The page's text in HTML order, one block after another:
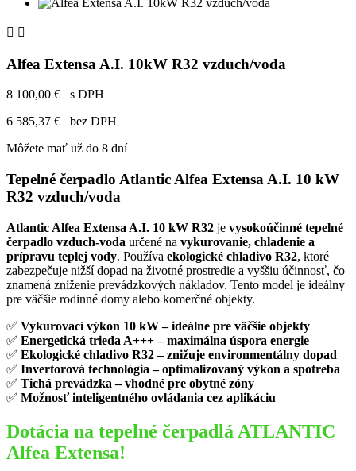
 
Alfea Extensa A.I. 10kW R32 vzduch/voda
8 100,00 €
s DPH
6 585,37 €
bez DPH
Môžete mať už do 8 dní
Tepelné čerpadlo Atlantic Alfea Extensa A.I. 10 kW
R32 vzduch/voda
Atlantic Alfea Extensa A.I. 10 kW R32 je vysokoúčinné tepelné
čerpadlo vzduch-voda určené na vykurovanie, chladenie a
prípravu teplej vody. Používa ekologické chladivo R32, ktoré
zabezpečuje nižší dopad na životné prostredie a vyššiu účinnosť, čo
znamená zníženie prevádzkových nákladov. Tento model je ideálny
pre väčšie rodinné domy alebo komerčné objekty.
✅ Vykurovací výkon 10 kW – ideálne pre väčšie objekty
✅ Energetická trieda A+++ – maximálna úspora energie
✅ Ekologické chladivo R32 – znižuje environmentálny dopad
✅ Invertorová technológia – optimalizovaný výkon a spotreba
✅ Tichá prevádzka – vhodné pre obytné zóny
✅ Možnosť inteligentného ovládania cez aplikáciu
Dotácia na tepelné čerpadlá ATLANTIC
Alfea Extensa!